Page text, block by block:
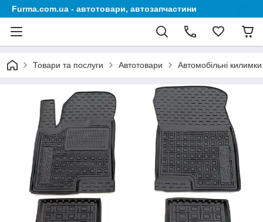
Furma.com.ua - автотовари, автозапчастини
Товари та послуги Автотовари Автомобільні килимки